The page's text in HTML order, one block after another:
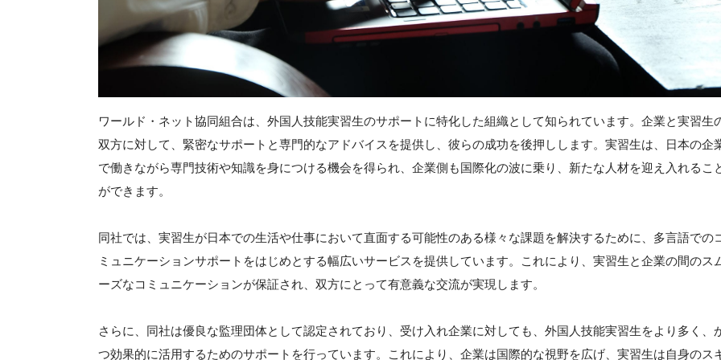
ワールド・ネット協同組合は、外国人技能実習生のサポートに特化した組織として知られています。企業と実習生
双方に対して、緊密なサポートと専門的なアドバイスを提供し、彼らの成功を後押しします。実習生は、日本の企
で働きながら専門技術や知識を身につける機会を得られ、企業側も国際化の波に乗り、新たな人材を迎え入れるこ
ができます。
同社では、実習生が日本での生活や仕事において直面する可能性のある様々な課題を解決するために、多言語での
ミュニケーションサポートをはじめとする幅広いサービスを提供しています。これにより、実習生と企業の間のス
ーズなコミュニケーションが保証され、双方にとって有意義な交流が実現します。
さらに、同社は優良な監理団体として認定されており、受け入れ企業に対しても、外国人技能実習生をより多く、
つ効果的に活用するためのサポートを行っています。これにより、企業は国際的な視野を広げ、実習生は自身のス